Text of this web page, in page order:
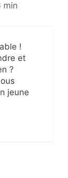
min
!
et
?
jeune